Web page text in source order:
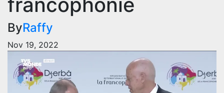
ByRaffy
Nov 19, 2022